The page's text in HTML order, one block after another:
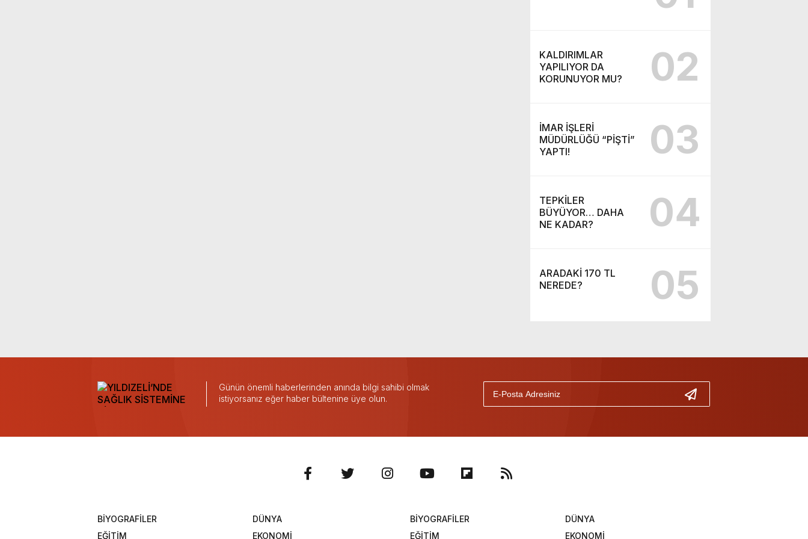
KALDIRIMLAR
YAPILIYOR DA
KORUNUYOR MU?
02
İMAR İŞLERİ
MÜDÜRLÜĞÜ “PİŞTİ”
YAPTI!
03
TEPKİLER
BÜYÜYOR… DAHA
NE KADAR?
04
ARADAKİ 170 TL
NEREDE?
05
Günün önemli haberlerinden anında bilgi sahibi olmak
istiyorsanız eğer haber bültenine üye olun.
BİYOGRAFİLER
DÜNYA
EĞİTİM
EKONOMİ
BİYOGRAFİLER
DÜNYA
EĞİTİM
EKONOMİ